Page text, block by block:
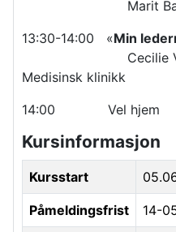
Marit
13:30-14:00 «Min
Cecilie Vasset,
Medisinsk klinikk
14:00 Vel hjem
Kursinformasjon
Kursstart
Påmeldingsfrist 14-